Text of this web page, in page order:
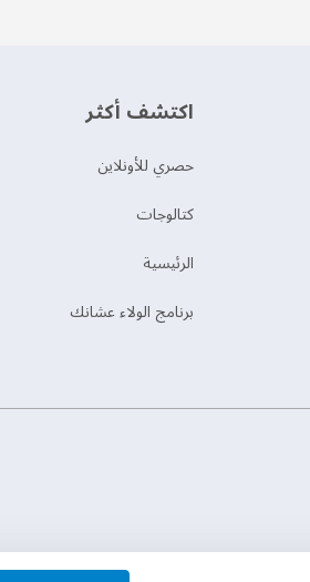
اكتشف أكثر
حصري للأونلاين
‫كتالوجات‬
الرئيسية
برنامج الولاء عشانك